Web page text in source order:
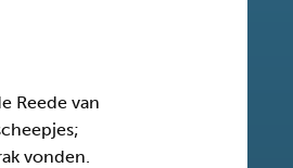
Reede van
vonden.